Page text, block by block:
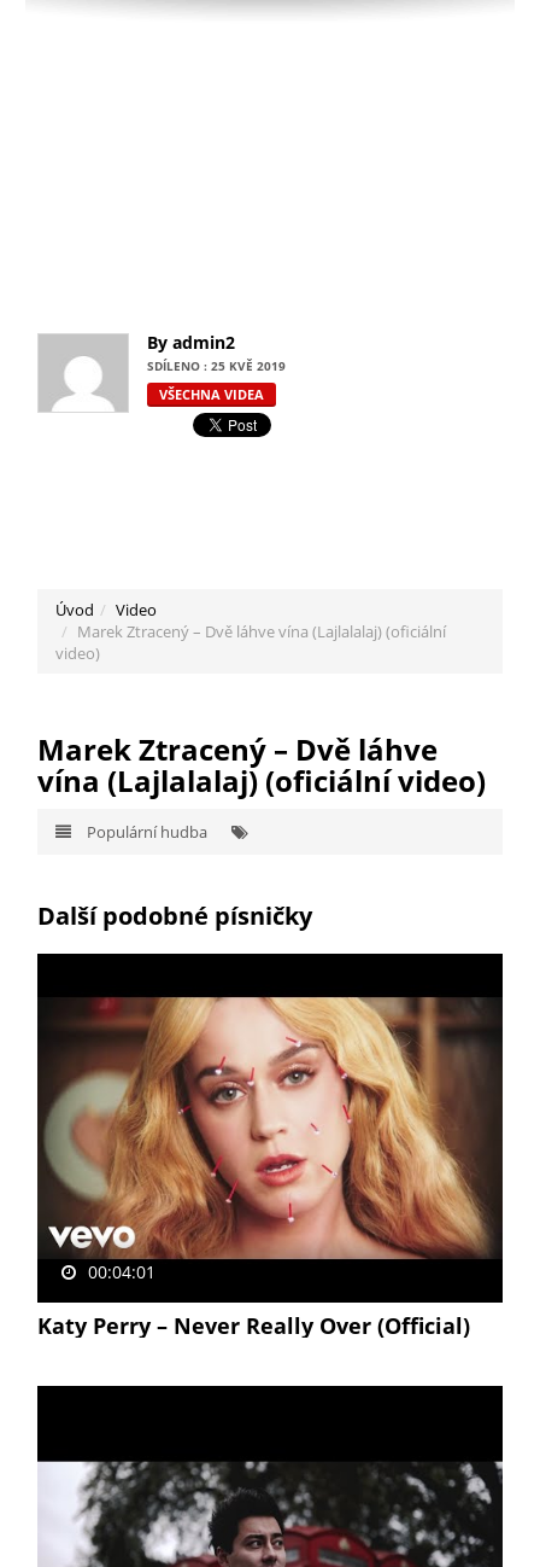
By admin2
SDÍLENO : 25 KVĚ 2019
VŠECHNA VIDEA
Úvod
Video
Marek Ztracený – Dvě láhve vína (Lajlalalaj) (oficiální
video)
Marek Ztracený – Dvě láhve
vína (Lajlalalaj) (oficiální video)
Populární hudba
Další podobné písničky
00:04:01
Katy Perry – Never Really Over (Official)